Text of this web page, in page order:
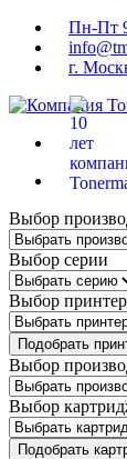
Пн-Пт
г.
Выбор
Выбор серии
Выбор
Подобрать
Выбор
Выбор
Подобрать